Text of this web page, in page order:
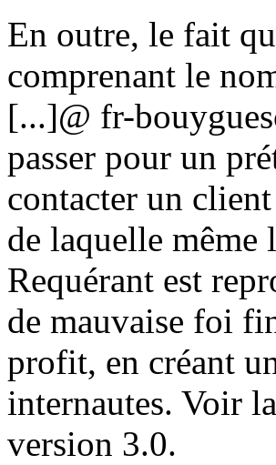
En outre, le fait
comprenant le
[...]@ fr-
passer pour un
contacter un
de laquelle
Requérant est
de mauvaise foi
profit, en créant
internautes. Voir
version 3.0.